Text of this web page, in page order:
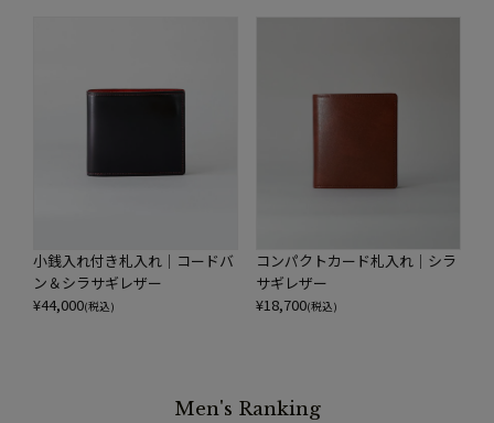
小銭入れ付き札入れ｜コードバ
ン＆シラサギレザー
¥44,000(税込)
コンパクトカード札入れ｜シラ
サギレザー
¥18,700(税込)
Men's Ranking